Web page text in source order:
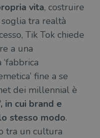
vita, costruire
soglia tra realtà
Tik Tok chiede
a una
fine a se
dei millennial è
in cui brand e
stesso modo.
tra un cultura